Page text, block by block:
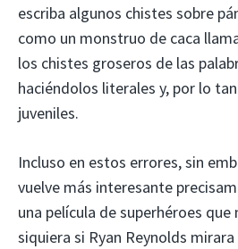
escriba algunos chistes sobre
como un monstruo de caca
los chistes groseros de las
haciéndolos literales y, por lo
juveniles.
Incluso en estos errores, sin
vuelve más interesante
una película de superhéroes que
siquiera si Ryan Reynolds